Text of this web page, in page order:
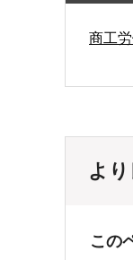
商工
よ
この